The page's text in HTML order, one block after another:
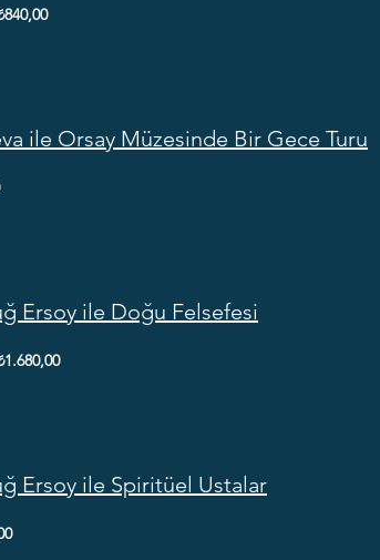
ile Orsay Müzesinde Bir Gece Turu
Ersoy ile Doğu Felsefesi
Ersoy ile Spiritüel Ustalar